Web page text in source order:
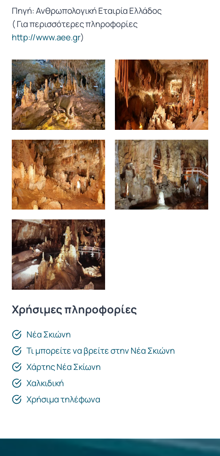
Πηγή: Ανθρωπολογική Εταιρία Ελλάδος
( Για περισσότερες πληροφορίες
http://www.aee.gr)
Χρήσιμες πληροφορίες
Νέα Σκιώνη
Τι μπορείτε να βρείτε στην Νέα Σκιώνη
Χάρτης Νέα Σκίωνη
Χαλκιδική
Χρήσιμα τηλέφωνα